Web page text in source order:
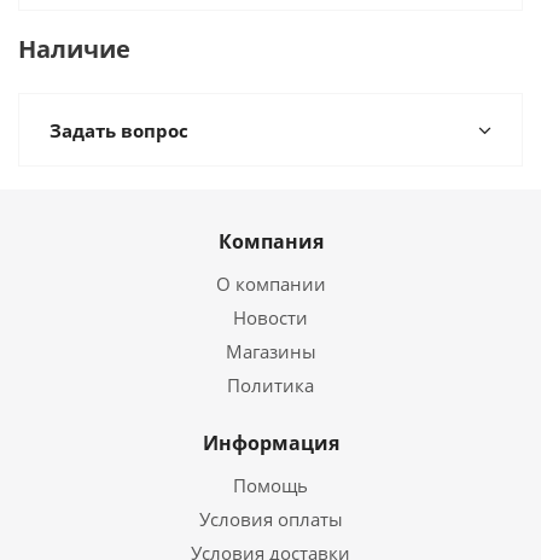
Наличие
Задать вопрос
Компания
О компании
Новости
Магазины
Политика
Информация
Помощь
Условия оплаты
Условия доставки